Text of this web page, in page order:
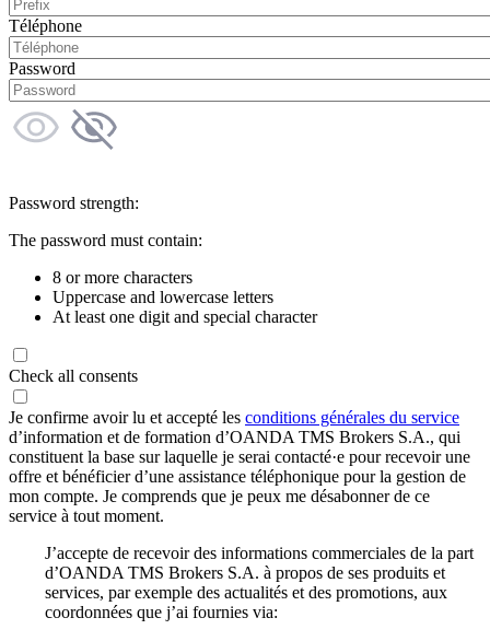
Téléphone
Password
Password strength:
The password must contain:
8 or more characters
Uppercase and lowercase letters
At least one digit and special character
Check all consents
Je confirme avoir lu et accepté les conditions générales du service
d’information et de formation d’OANDA TMS Brokers S.A., qui
constituent la base sur laquelle je serai contacté·e pour recevoir une
offre et bénéficier d’une assistance téléphonique pour la gestion de
mon compte. Je comprends que je peux me désabonner de ce
service à tout moment.
J’accepte de recevoir des informations commerciales de la part
d’OANDA TMS Brokers S.A. à propos de ses produits et
services, par exemple des actualités et des promotions, aux
coordonnées que j’ai fournies via: